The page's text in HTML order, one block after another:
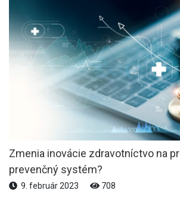
Zmenia inovácie zdravotníctvo na
prevenčný systém?
9. február 2023 708